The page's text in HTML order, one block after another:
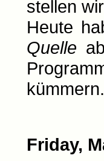
stellen
Heute
Quelle
kümmern.
Friday,